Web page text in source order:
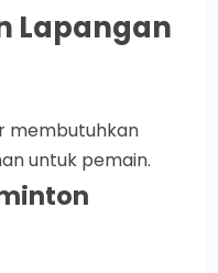
Lapangan
membutuhkan
untuk pemain.